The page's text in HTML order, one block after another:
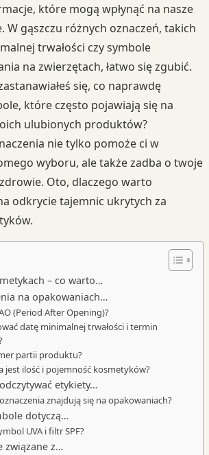
które mogą wpłynąć na nasze
W gąszczu różnych oznaczeń, takich
trwałości czy symbole
na zwierzętach, łatwo się zgubić.
się, co naprawdę
które często pojawiają się na
ulubionych produktów?
nie tylko pomoże ci w
wyboru, ale także zadba o twoje
Oto, dlaczego warto
odkrycie tajemnic ukrytych za
– co warto…
na opakowaniach…
(Period After Opening)?
datę minimalnej trwałości i termin
partii produktu?
jest ilość i pojemność kosmetyków?
etykiety…
znajdują się na opakowaniach?
dotyczą…
UVA i filtr SPF?
związane z…